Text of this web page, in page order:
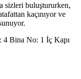
sizleri buluştururken,
kaçınıyor ve
4 Bina No: 1 İç Kapı